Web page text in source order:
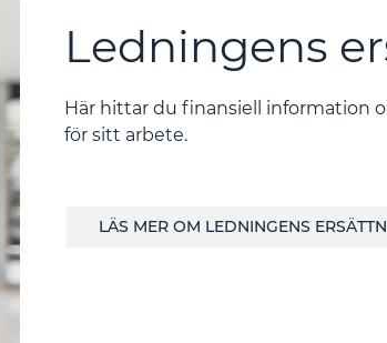
Ledningens
Här hittar du finansiell information
för sitt arbete.
LÄS MER OM LEDNINGENS